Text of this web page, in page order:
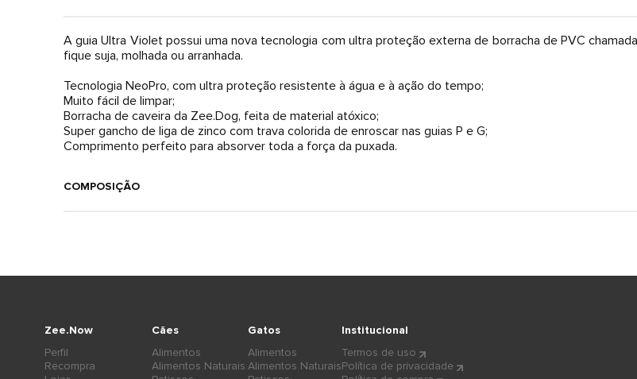
A guia Ultra Violet possui uma nova tecnologia com ultra proteção externa de borracha de PVC
fique suja, molhada ou arranhada.
Tecnologia NeoPro, com ultra proteção resistente à água e à ação do tempo;
Muito fácil de limpar;
Borracha de caveira da Zee.Dog, feita de material atóxico;
Super gancho de liga de zinco com trava colorida de enroscar nas guias P e G;
COMPOSIÇÃO
Cães
Alimentos
Alimentos Naturais
Gatos
Alimentos
Alimentos Naturais
Zee.Now
Perfil
Recompra
Institucional
Termos de uso
Política de privacidade